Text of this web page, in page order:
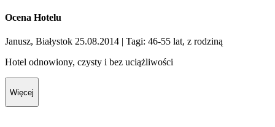
Ocena Hotelu
Janusz, Białystok 25.08.2014 | Tagi: 46-55 lat, z rodziną
Hotel odnowiony, czysty i bez uciążliwości
Więcej